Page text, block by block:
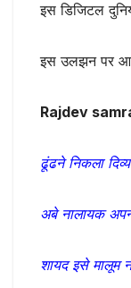
इस डिजिटल
इस उलझन पर
Rajdev
ढूंढने निकला
अबे नालायक
शायद इसे मालूम